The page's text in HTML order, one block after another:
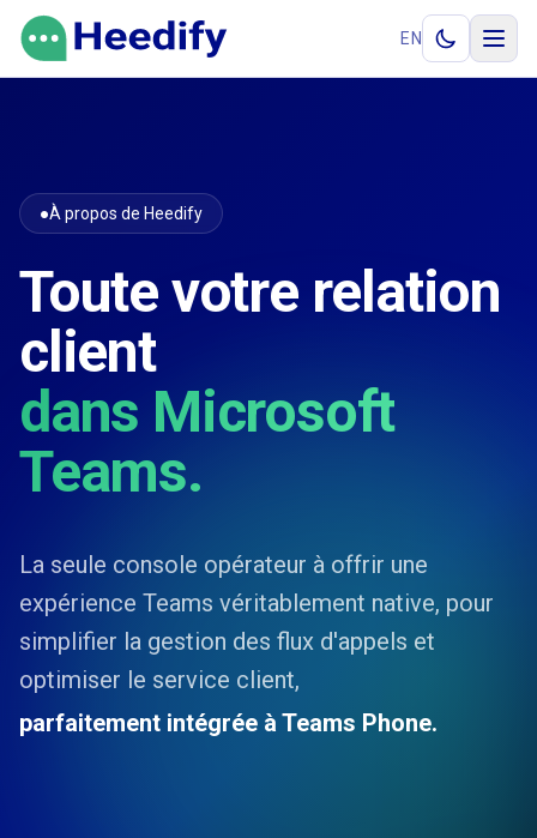
Aller au contenu
EN
●À propos de Heedify
Toute votre relation
client
dans Microsoft
Teams.
La seule console opérateur à offrir une
expérience Teams véritablement native, pour
simplifier la gestion des flux d'appels et
optimiser le service client,
parfaitement intégrée à Teams Phone.